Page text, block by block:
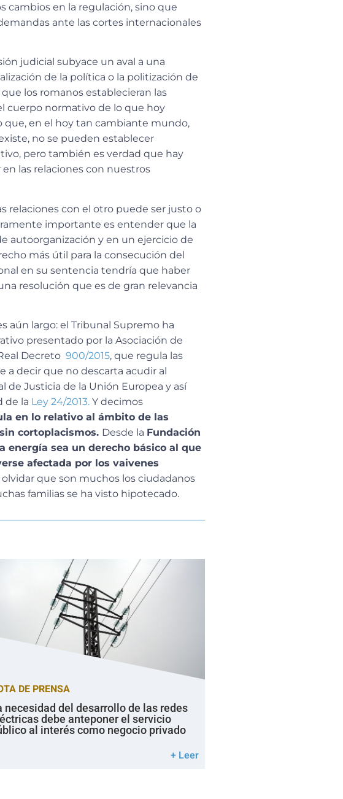
cambios en la regulación, sino que
ante las cortes internacionales
judicial subyace un aval a una
de la política o la politización de
los romanos establecieran las
cuerpo normativo de lo que hoy
que, en el hoy tan cambiante mundo,
no se pueden establecer
pero también es verdad que hay
las relaciones con nuestros
relaciones con el otro puede ser justo o
importante es entender que la
autoorganización y en un ejercicio de
más útil para la consecución del
en su sentencia tendría que haber
resolución que es de gran relevancia
aún largo: el Tribunal Supremo ha
presentado por la Asociación de
Decreto 900/2015, que regula las
decir que no descarta acudir al
Justicia de la Unión Europea y así
de la Ley 24/2013. Y decimos
en lo relativo al ámbito de las
cortoplacismos. Desde la Fundación
energía sea un derecho básico al que
afectada por los vaivenes
que son muchos los ciudadanos
familias se ha visto hipotecado.
DE PRENSA
necesidad del desarrollo de las redes
debe anteponer el servicio
al interés como negocio privado
+ Leer